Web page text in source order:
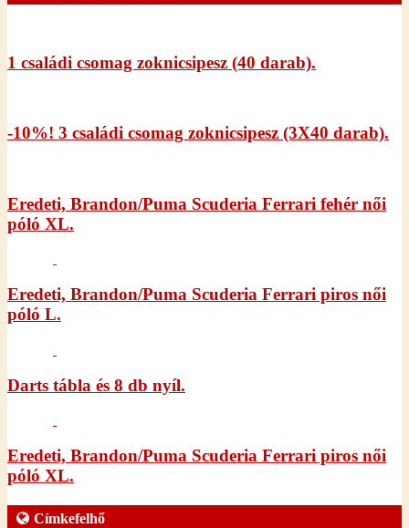
1 családi csomag zoknicsipesz (40 darab).
-10%! 3 családi csomag zoknicsipesz (3X40 darab).
Eredeti, Brandon/Puma Scuderia Ferrari fehér női
póló XL.
Eredeti, Brandon/Puma Scuderia Ferrari piros női
póló L.
Darts tábla és 8 db nyíl.
Eredeti, Brandon/Puma Scuderia Ferrari piros női
póló XL.
Címkefelhő